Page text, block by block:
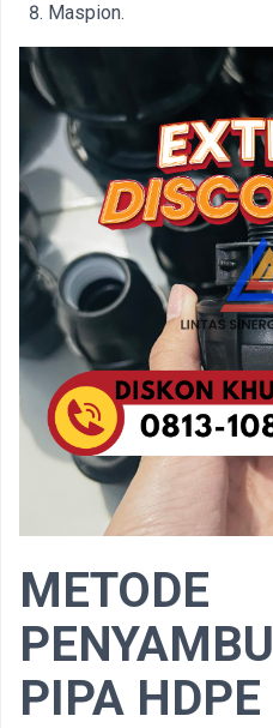
Maspion.
METODE
PIPA HDPE